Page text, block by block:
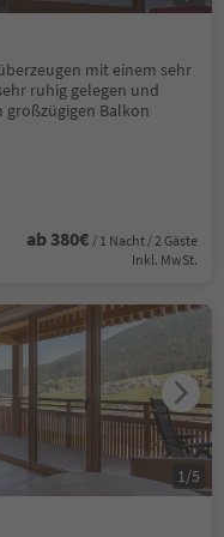
mit einem sehr
ruhig gelegen und
Balkon
ab 380€ / 1 Nacht / 2 Gäste
Inkl. MwSt.
1/5